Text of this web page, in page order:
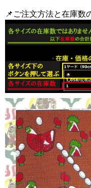
📌ご注文方法と在庫数